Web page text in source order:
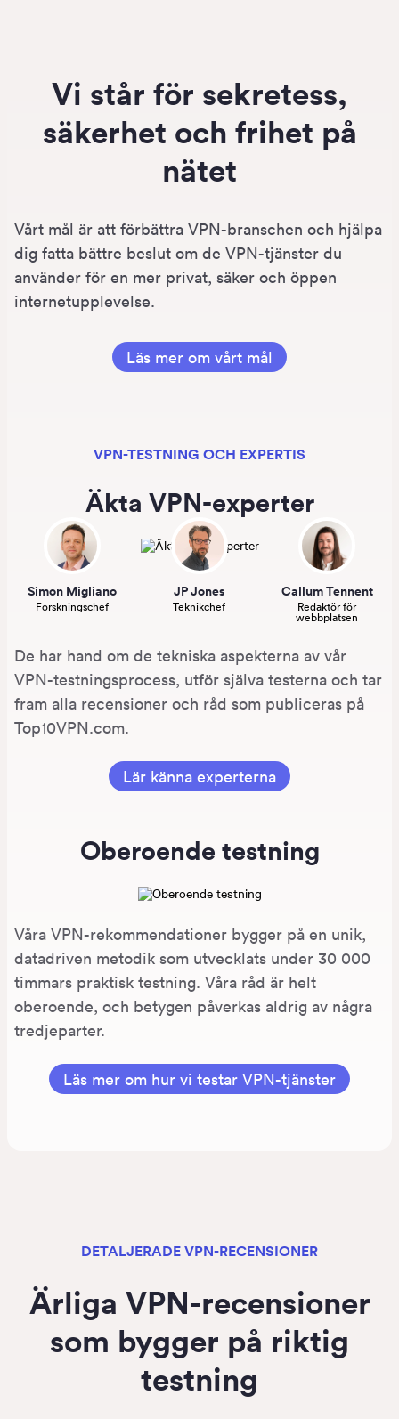
Vi står för sekretess,
säkerhet och frihet på
nätet
Vårt mål är att förbättra VPN-branschen och hjälpa
dig fatta bättre beslut om de VPN-tjänster du
använder för en mer privat, säker och öppen
internetupplevelse.
Läs mer om vårt mål
VPN-TESTNING OCH EXPERTIS
Äkta VPN-experter
Simon Migliano
Forskningschef
JP Jones
Teknikchef
Callum Tennent
Redaktör för
webbplatsen
De har hand om de tekniska aspekterna av vår
VPN-testningsprocess, utför själva testerna och tar
fram alla recensioner och råd som publiceras på
Top10VPN.com.
Lär känna experterna
Oberoende testning
Våra VPN-rekommendationer bygger på en unik,
datadriven metodik som utvecklats under 30 000
timmars praktisk testning. Våra råd är helt
oberoende, och betygen påverkas aldrig av några
tredjeparter.
Läs mer om hur vi testar VPN-tjänster
DETALJERADE VPN-RECENSIONER
Ärliga VPN-recensioner
som bygger på riktig
testning